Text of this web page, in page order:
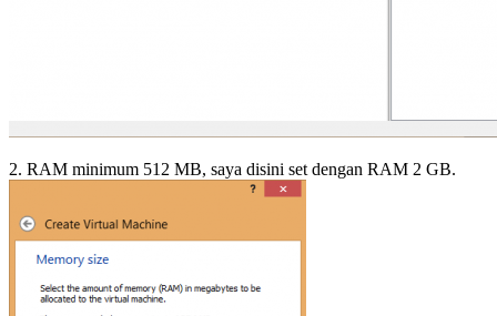
2. RAM minimum 512 MB, saya disini set dengan RAM 2 GB.